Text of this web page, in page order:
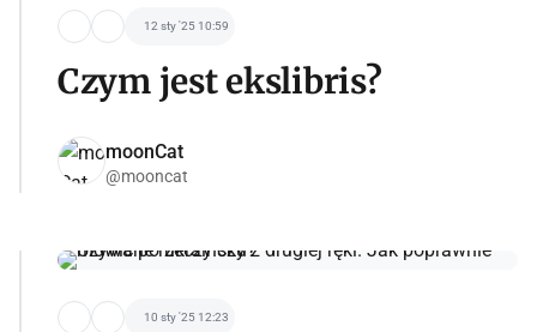
12 sty '25 10:59
Czym jest ekslibris?
moonCat
@mooncat
10 sty '25 12:23